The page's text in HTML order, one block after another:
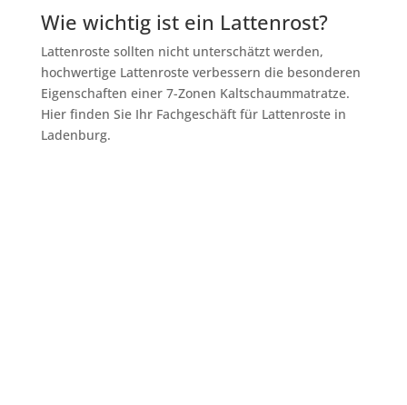
Wie wichtig ist ein Lattenrost?
Lattenroste sollten nicht unterschätzt werden,
hochwertige Lattenroste verbessern die besonderen
Eigenschaften einer 7-Zonen Kaltschaummatratze.
Hier finden Sie Ihr Fachgeschäft für Lattenroste in
Ladenburg.